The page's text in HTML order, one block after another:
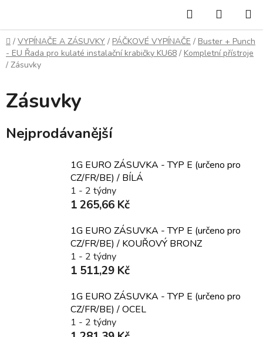
obsah
Hledat
KOŠÍK
Domů
/ VYPÍNAČE A ZÁSUVKY / PÁČKOVÉ VYPÍNAČE / Buster + Punch
- EU Řada pro kulaté instalační krabičky KU68 / Kompletní přístroje
/ Zásuvky
Zásuvky
Nejprodávanější
1G EURO ZÁSUVKA - TYP E (určeno pro
CZ/FR/BE) / BÍLÁ
1 - 2 týdny
1 265,66 Kč
1G EURO ZÁSUVKA - TYP E (určeno pro
CZ/FR/BE) / KOUŘOVÝ BRONZ
1 - 2 týdny
1 511,29 Kč
1G EURO ZÁSUVKA - TYP E (určeno pro
CZ/FR/BE) / OCEL
1 - 2 týdny